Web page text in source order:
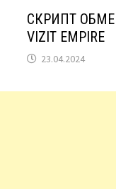
СКРИПТ
VIZIT EMPIRE
23.04.2024